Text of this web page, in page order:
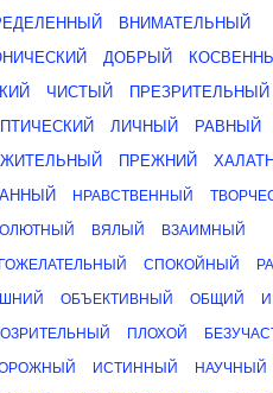
ВНИМАТЕЛЬНЫЙ
ДОБРЫЙ
ЧИСТЫЙ
ПРЕЗРИТЕЛЬНЫЙ
ЛИЧНЫЙ
РАВНЫЙ
ПРЕЖНИЙ
НРАВСТВЕННЫЙ
ВЯЛЫЙ ВЗАИМНЫЙ
СПОКОЙНЫЙ
ОБЪЕКТИВНЫЙ ОБЩИЙ
ПЛОХОЙ
ИСТИННЫЙ НАУЧНЫЙ